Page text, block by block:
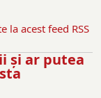
la acest feed RSS
şi ar putea